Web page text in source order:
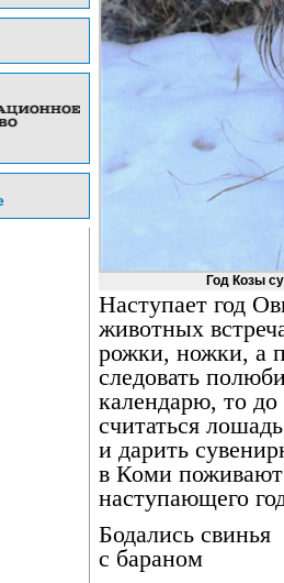
Год Козы
Наступает год
животных
рожки, ножки, а
следовать
календарю, то
считаться
и дарить
в Коми
наступающего
Бодались свинья
с бараном